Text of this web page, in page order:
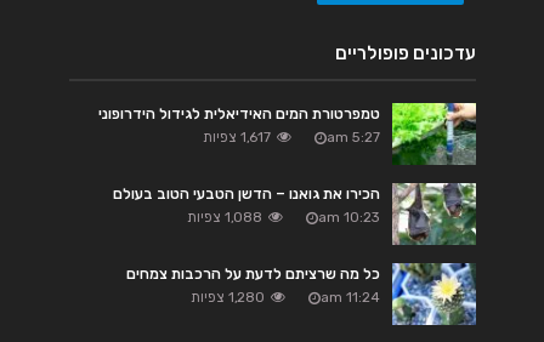
עדכונים פופולריים
טמפרטורת המים האידיאלית לגידול הידרופוני
5:27 am 1,617 צפיות
הכירו את גואנו – הדשן הטבעי הטוב בעולם
10:23 am 1,088 צפיות
כל מה שרציתם לדעת על הרכבות צמחים
11:24 am 1,280 צפיות